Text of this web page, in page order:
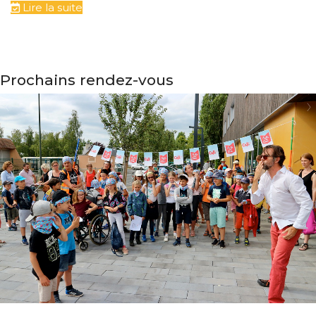
Lire la suite
Prochains rendez-vous
‹ ›